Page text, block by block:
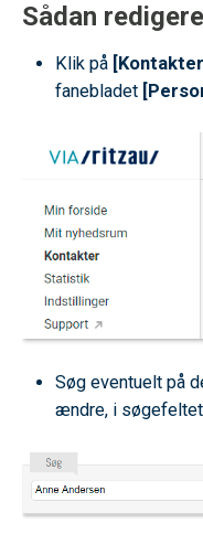
Sådan
Klik på
fanebladet
Søg eventuelt på
ændre, i